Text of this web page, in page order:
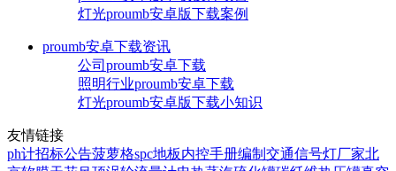
灯光proumb安卓版下载案例
proumb安卓下载资讯
公司proumb安卓下载
照明行业proumb安卓下载
灯光proumb安卓版下载小知识
友情链接
ph计招标公告菠萝格spc地板内控手册编制 交通信号灯厂家北